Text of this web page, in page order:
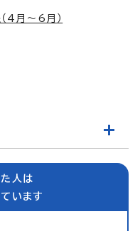
4月～6月）
人は
います